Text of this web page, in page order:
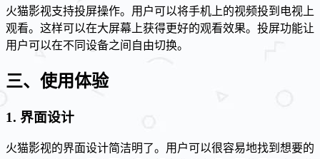
火猫影视支持投屏操作。用户可以将手机上的视频投到电视上
观看。这样可以在大屏幕上获得更好的观看效果。投屏功能让
用户可以在不同设备之间自由切换。
三、使用体验
1. 界面设计
火猫影视的界面设计简洁明了。用户可以很容易地找到想要的